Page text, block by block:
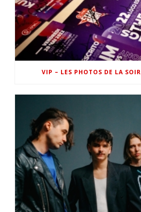
VIP – LES PHOTOS DE LA